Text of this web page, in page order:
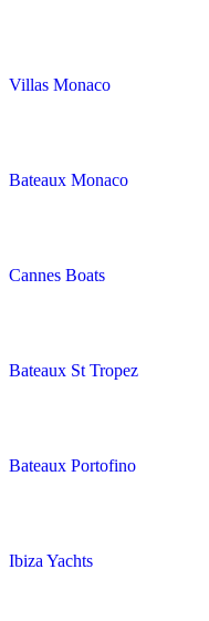
Villas Monaco
Bateaux Monaco
Cannes Boats
Bateaux St Tropez
Bateaux Portofino
Ibiza Yachts